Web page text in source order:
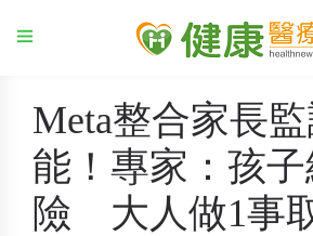
Meta整合家長
能！專家：孩
險 大人做1事